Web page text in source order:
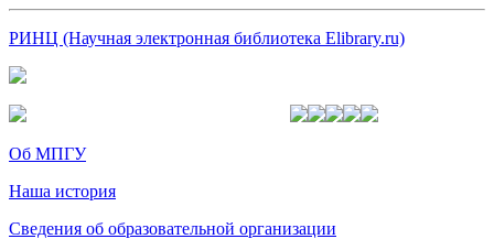
РИНЦ (Научная электронная библиотека Elibrary.ru)
Об МПГУ
Наша история
Сведения об образовательной организации